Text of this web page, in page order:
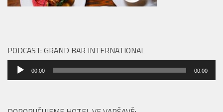
PODCAST: GRAND BAR INTERNATIONAL
Audio
přehrávač
00:00 00:00